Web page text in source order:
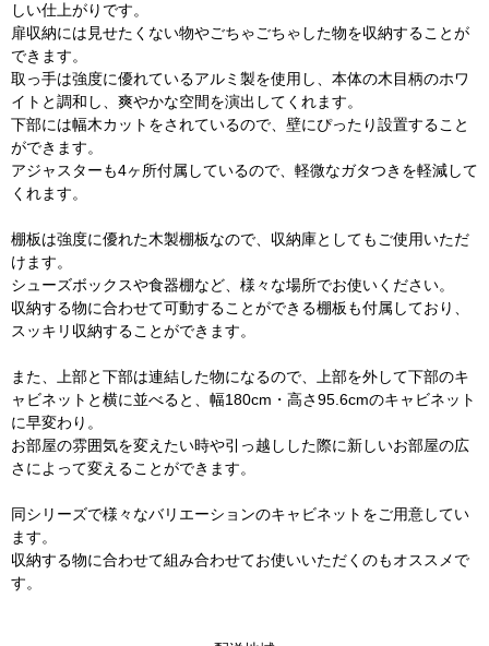
しい仕上がりです。
扉収納には見せたくない物やごちゃごちゃした物を収納することが
できます。
取っ手は強度に優れているアルミ製を使用し、本体の木目柄のホワ
イトと調和し、爽やかな空間を演出してくれます。
下部には幅木カットをされているので、壁にぴったり設置すること
ができます。
アジャスターも4ヶ所付属しているので、軽微なガタつきを軽減して
くれます。
棚板は強度に優れた木製棚板なので、収納庫としてもご使用いただ
けます。
シューズボックスや食器棚など、様々な場所でお使いください。
収納する物に合わせて可動することができる棚板も付属しており、
スッキリ収納することができます。
また、上部と下部は連結した物になるので、上部を外して下部のキ
ャビネットと横に並べると、幅180cm・高さ95.6cmのキャビネット
に早変わり。
お部屋の雰囲気を変えたい時や引っ越しした際に新しいお部屋の広
さによって変えることができます。
同シリーズで様々なバリエーションのキャビネットをご用意してい
ます。
収納する物に合わせて組み合わせてお使いいただくのもオススメで
す。